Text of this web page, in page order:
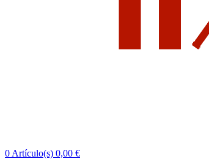
0 Artículo(s) 0,00 €